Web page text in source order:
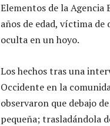
Elementos de la
años de edad, víctima
oculta en un hoyo.
Los hechos tras una
Occidente en la
observaron que debajo
pequeña; trasladándola